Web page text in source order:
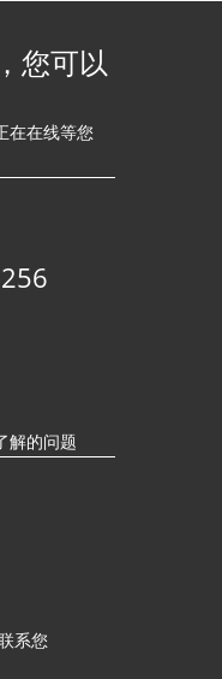
您可以
在在线等您
解的问题
系您